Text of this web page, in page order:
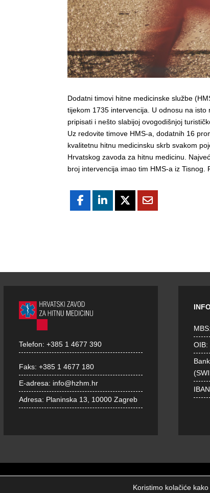
Dodatni timovi hitne medicinske službe
tijekom 1735 intervencija. U odnosu na
pripisati i nešto slabijoj ovogodišnjoj
Uz redovite timove HMS-a, dodatnih 16
kvalitetnu hitnu medicinsku skrb svakom
Hrvatskog zavoda za hitnu medicinu.
broj intervencija imao tim HMS-a iz
Telefon: +385 1 4677 390
Faks: +385 1 4677 180
E-adresa: info@hzhm.hr
Adresa: Planinska 13, 10000 Zagreb
OIB:
Koristimo kolačiće